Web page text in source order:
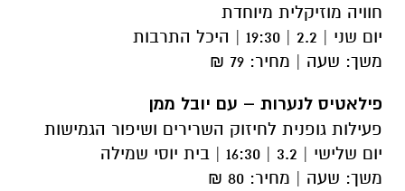
חוויה מוזיקלית מיוחדת
יום שני | 2.2 | 19:30 | היכל התרבות
משך: שעה | מחיר: 79 ₪
פילאטיס לנערות – עם יובל ממן
פעילות גופנית לחיזוק השרירים ושיפור הגמישות
יום שלישי | 3.2 | 16:30 | בית יוסי שמילה
משך: שעה | מחיר: 80 ₪